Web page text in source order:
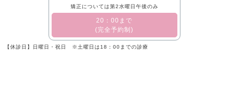
矯正については第2水曜日午後のみ
​20：00まで
(完全予約制)
【休診日】日曜日・祝日 ※土曜日は18：00までの診療